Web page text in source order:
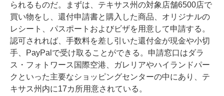
られるものだ。まずは、テキサス州の対象店舗6500店で
買い物をし、還付申請書と購入した商品、オリジナルの
レシート、パスポートおよびビザを用意して申請する。
認可されれば、手数料を差し引いた還付金が現金や小切
手、PayPalで受け取ることができる。申請窓口はダラ
ス・フォトワース国際空港、ガレリアやハイランドパー
クといった主要なショッピングセンターの中にあり、テ
キサス州内に17カ所用意されている。